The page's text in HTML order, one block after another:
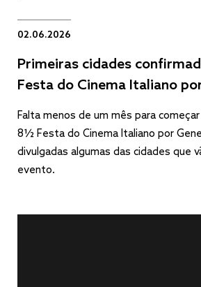
02.06.2026
Primeiras cidades
Festa do Cinema Italiano
Falta menos de um mês para
8½ Festa do Cinema Italiano por
divulgadas algumas das cidades que
evento.